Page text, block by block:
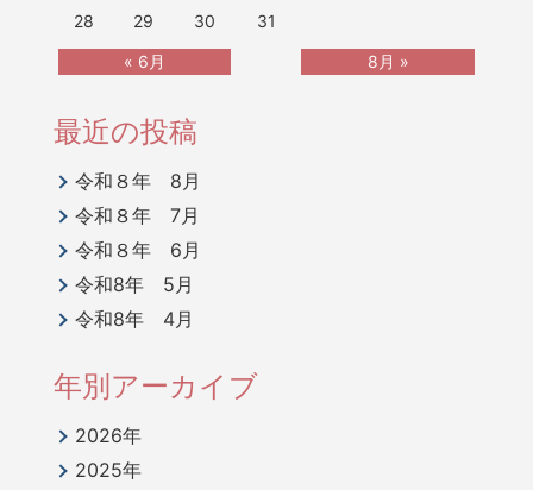
« 6月 8月 »
28
29 30 31
最近の投稿
令和８年 8月
令和８年 7月
令和８年 6月
令和8年 5月
令和8年 4月
年別アーカイブ
2026年
2025年